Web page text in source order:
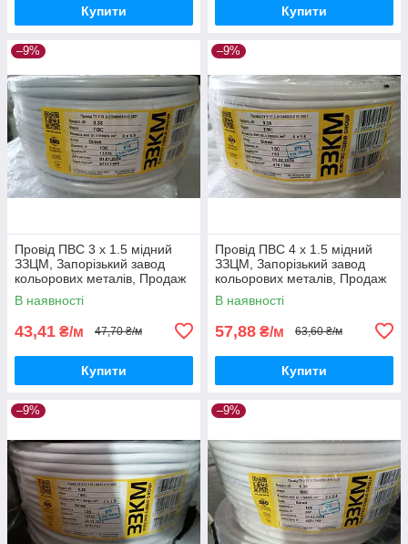
Купити Купити
–9%
Провід ПВС 3 х 1.5 мідний
ЗЗЦМ, Запорізький завод
кольорових металів, Продаж
кратно 5 метрам
В наявності
43,41 ₴/м 47,70 ₴/м
Купити
–9%
Провід ПВС 4 х 1.5 мідний
ЗЗЦМ, Запорізький завод
кольорових металів, Продаж
кратно 5 метрам
В наявності
57,88 ₴/м 63,60 ₴/м
Купити
–9% –9%